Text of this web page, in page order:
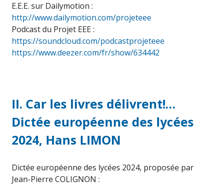
E.E.E. sur Dailymotion :
http://www.dailymotion.com/projeteee
Podcast du Projet EEE :
https://soundcloud.com/podcastprojeteee
https://www.deezer.com/fr/show/634442
II. Car les livres délivrent!…
Dictée européenne des lycées
2024, Hans LIMON
Dictée européenne des lycées 2024, proposée par
Jean-Pierre COLIGNON :